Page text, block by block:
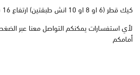
كيك قطر (6 او 8 او 10 انش طبقتين) ارتفاع 16 سم
لأي استفسارات يمكنكم التواصل معنا عبر
أمامكم